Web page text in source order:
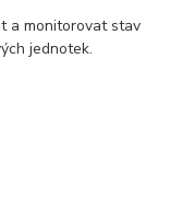
a monitorovat stav
jednotek.